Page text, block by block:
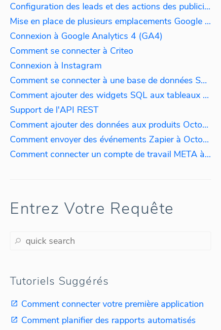
Configuration des leads et des actions des publicités Facebook
Mise en place de plusieurs emplacements Google My Business
Connexion à Google Analytics 4 (GA4)
Comment se connecter à Criteo
Connexion à Instagram
Comment se connecter à une base de données SQL
Comment ajouter des widgets SQL aux tableaux de bord
Support de l'API REST
Comment ajouter des données aux produits Octoboard
Comment envoyer des événements Zapier à Octoboard
Comment connecter un compte de travail META à Octoboard
Entrez Votre Requête
Tutoriels Suggérés
Comment connecter votre première application
Comment planifier des rapports automatisés